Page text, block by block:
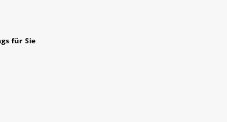
für Sie